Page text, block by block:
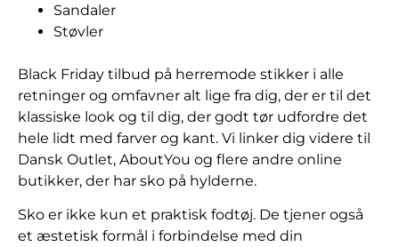
Sandaler
Støvler
Black Friday tilbud på herremode stikker i alle
retninger og omfavner alt lige fra dig, der er til det
klassiske look og til dig, der godt tør udfordre det
hele lidt med farver og kant. Vi linker dig videre til
Dansk Outlet, AboutYou og flere andre online
butikker, der har sko på hylderne.
Sko er ikke kun et praktisk fodtøj. De tjener også
et æstetisk formål i forbindelse med din